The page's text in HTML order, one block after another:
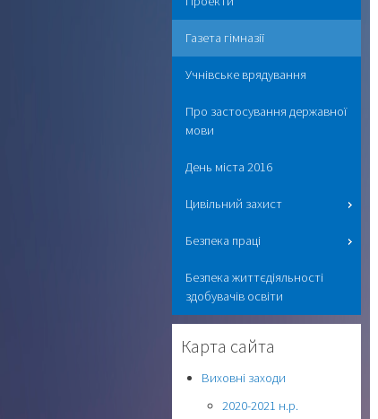
Газета гімназії
Учнівське врядування
Про застосування державної
мови
День міста 2016
Цивільний захист
Безпека праці
Безпека життєдіяльності
здобувачів освіти
Карта сайта
Виховні заходи
2020-2021 н.р.